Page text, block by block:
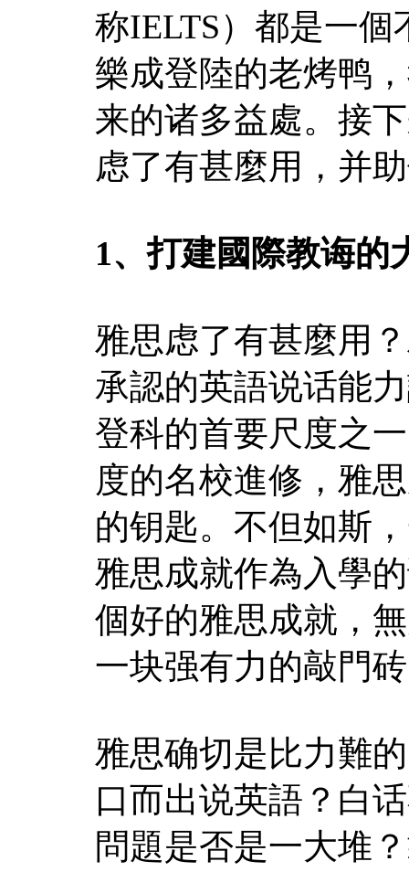
称IELTS）都是一
樂成登陸的老烤鸭
来的诸多益處。接
虑了有甚麼用，并
1、打建國際教诲的
雅思虑了有甚麼用
承認的英語说话能
登科的首要尺度之
度的名校進修，雅
的钥匙。不但如斯
雅思成就作為入學
個好的雅思成就，
一块强有力的敲門
雅思确切是比力難
口而出说英語？白
問題是否是一大堆